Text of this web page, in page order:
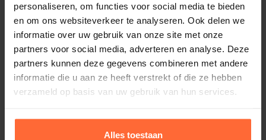
personaliseren, om functies voor social media te bieden
en om ons websiteverkeer te analyseren. Ook delen we
informatie over uw gebruik van onze site met onze
partners voor social media, adverteren en analyse. Deze
partners kunnen deze gegevens combineren met andere
informatie die u aan ze heeft verstrekt of die ze hebben
verzameld op basis van uw gebruik van hun services.
Alles toestaan
Volume: 35000 (l)
Volume filter: 7.5 (m³/h)
De hoeveelheid water dat per uur gefilterd
wordt: 1 m3 = 1000 liter
Incl. filterset: Ja
Afmeting buitenmaat: 6,10 x 3,60 m
Vorm: Ovaal
4.303,95 ca. 3–5 werkdagen